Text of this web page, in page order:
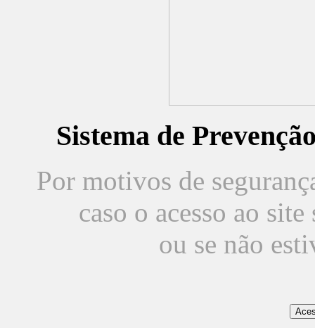
Sistema de
Por motivos de
caso o acesso ao
ou se não